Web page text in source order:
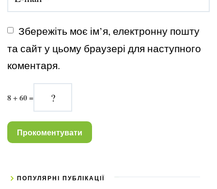
Збережіть моє ім’я, електронну пошту
та сайт у цьому браузері для наступного
коментаря.
8 + 60 =
ПОПУЛЯРНІ ПУБЛІКАЦІЇ